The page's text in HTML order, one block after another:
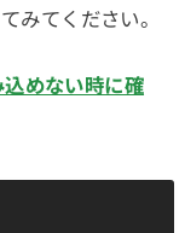
みてください。
めない時に確